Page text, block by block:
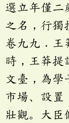
選立年僅二
之名，行獨
卷九九．王
時，王莽提
文臺，為學
市場、設置
壯觀。大臣